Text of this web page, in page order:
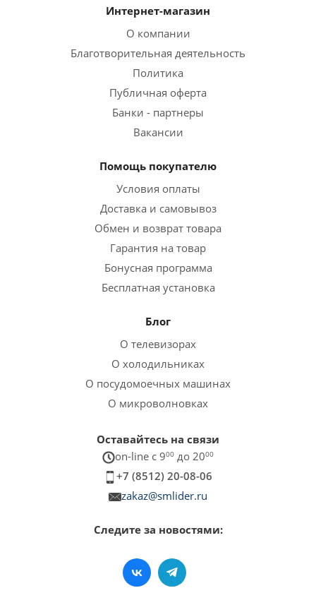
Интернет-магазин
О компании
Благотворительная деятельность
Политика
Публичная оферта
Банки - партнеры
Вакансии
Помощь покупателю
Условия оплаты
Доставка и самовывоз
Обмен и возврат товара
Гарантия на товар
Бонусная программа
Бесплатная установка
Блог
О телевизорах
О холодильниках
О посудомоечных машинах
О микроволновках
Оставайтесь на связи
on-line c 900 до 2000
+7 (8512) 20-08-06
zakaz@smlider.ru
Следите за новостями: